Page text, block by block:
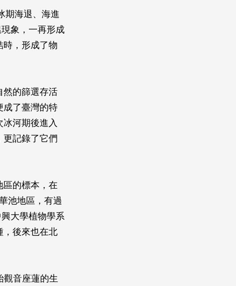
期海退、海進
象，一再形成
時，形成了物
然的篩選存活
成了臺灣的特
河期後進入
記錄了它們
區的標本，在
池地區，有過
大學植物學系
，後來也在北
觀音座蓮的生